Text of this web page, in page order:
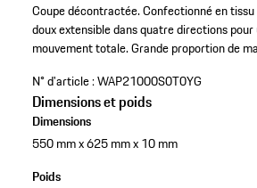
Coupe décontractée.Confectionné en
doux extensible dans quatre directions
mouvement totale.Grande proportion de
N° d'article :WAP21000S0T0YG
Dimensions et poids
Dimensions
550 mm x 625 mm x 10 mm
Poids